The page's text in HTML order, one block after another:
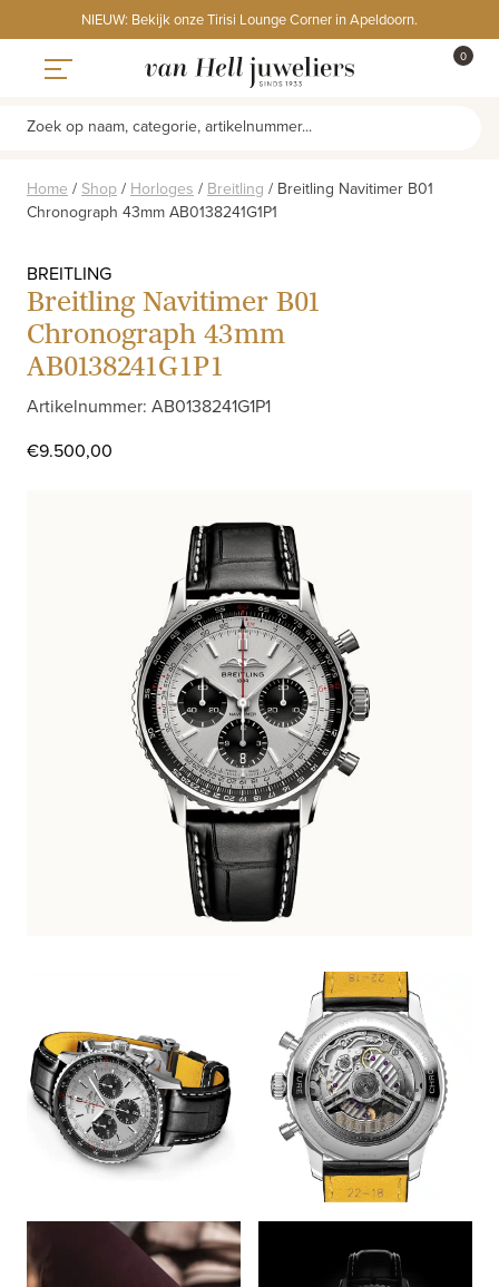
to
content
NIEUW: Bekijk onze Tirisi Lounge Corner in Apeldoorn.
0
Zoek op naam, categorie, artikelnummer...
Home / Shop / Horloges / Breitling / Breitling Navitimer B01
Chronograph 43mm AB0138241G1P1
BREITLING
Breitling Navitimer B01
Chronograph 43mm
AB0138241G1P1
Artikelnummer: AB0138241G1P1
€9.500,00